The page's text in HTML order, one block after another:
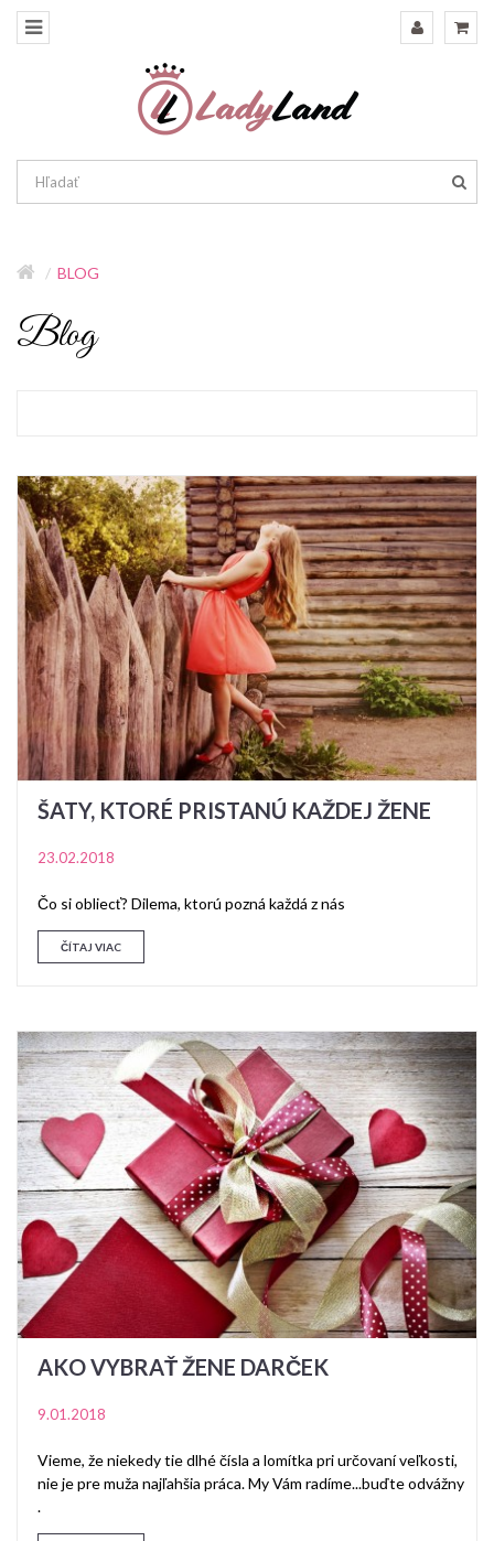
BLOG
Blog
ŠATY, KTORÉ PRISTANÚ KAŽDEJ ŽENE
23.02.2018
Čo si obliecť? Dilema, ktorú pozná každá z nás
ČÍTAJ VIAC
AKO VYBRAŤ ŽENE DARČEK
9.01.2018
Vieme, že niekedy tie dlhé čísla a lomítka pri určovaní veľkosti,
nie je pre muža najľahšia práca. My Vám radíme...buďte odvážny
.